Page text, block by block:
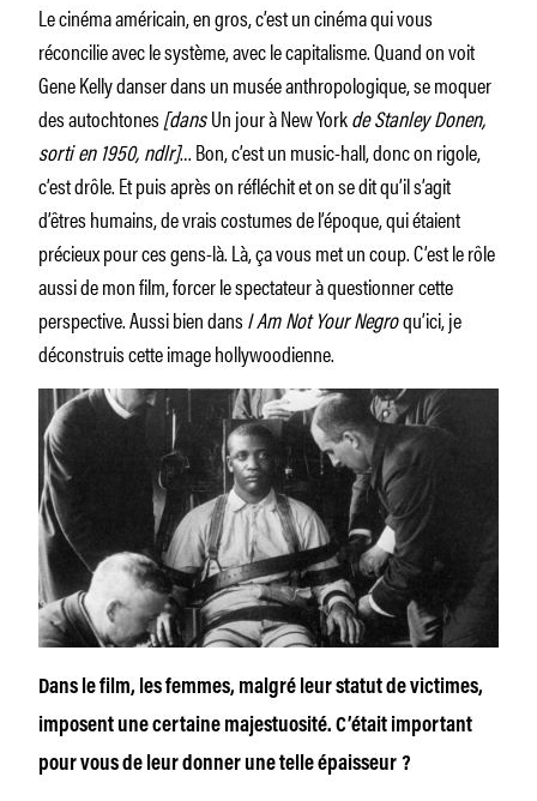
Le cinéma américain, en gros, c’est un cinéma qui vous
réconcilie avec le système, avec le capitalisme. Quand on voit
Gene Kelly danser dans un musée anthropologique, se moquer
des autochtones[dansUn jour à New Yorkde Stanley Donen,
sorti en 1950, ndlr]… Bon, c’est un music-hall, donc on rigole,
c’est drôle. Et puis après on réfléchit et on se dit qu’il s’agit
d’êtres humains, de vrais costumes de l’époque, qui étaient
précieux pour ces gens-là. Là, ça vous met un coup. C’est le rôle
aussi de mon film, forcer le spectateur à questionner cette
perspective. Aussi bien dansI Am Not Your Negroqu’ici, je
déconstruis cette image hollywoodienne.
Dans le film, les femmes, malgré leur statut de victimes,
imposent une certaine majestuosité. C’était important
pour vous de leur donner une telle épaisseur ?